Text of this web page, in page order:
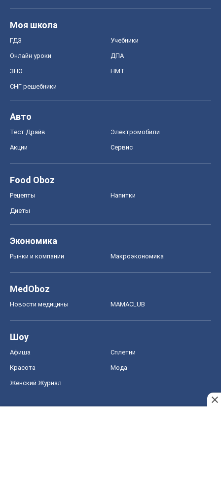
Моя школа
ГДЗ Учебники
Онлайн уроки ДПА
ЗНО НМТ
СНГ решебники
Авто
Тест Драйв Электромобили
Акции Сервис
Food Oboz
Рецепты Напитки
Диеты
Экономика
Рынки и компании Mакроэкономика
MedOboz
Новости медицины MAMACLUB
Шоу
Афиша Сплетни
Красота Мода
Женский Журнал